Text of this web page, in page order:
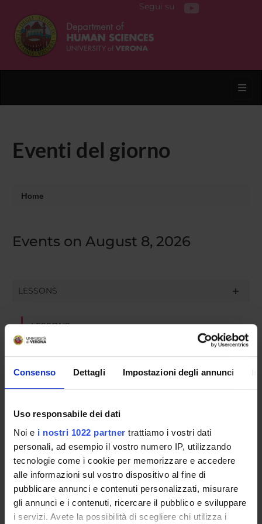
Consenso Dettagli Impostazioni degli annunci
Uso responsabile dei dati
Noi e i nostri 1022 partner trattiamo i vostri dati
personali, ad esempio il vostro numero IP, utilizzando
tecnologie come i cookie per memorizzare e accedere
alle informazioni sul vostro dispositivo al fine di
pubblicare annunci e contenuti personalizzati, misurare
gli annunci e i contenuti, ricercare il pubblico e sviluppare
i servizi. Avete la possibilità di scegliere chi utilizza i
Segui su
Eventi del giorno
Home
Events on August 8, 2026
LESSONS
LESSONS
OTHER EVENTS
Contacts